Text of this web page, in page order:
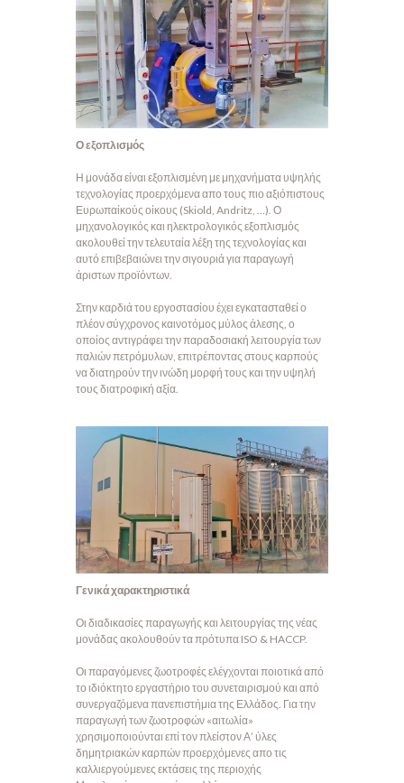
Ο εξοπλισμός
Η μονάδα είναι εξοπλισμένη με μηχανήματα υψηλής
τεχνολογίας προερχόμενα απο τους πιο αξιόπιστους
Ευρωπαίκούς οίκους (Skiold, Andritz, …). Ο
μηχανολογικός και ηλεκτρολογικός εξοπλισμός
ακολουθεί την τελευταία λέξη της τεχνολογίας και
αυτό επιβεβαιώνει την σιγουριά για παραγωγή
άριστων προϊόντων.
Στην καρδιά του εργοστασίου έχει εγκατασταθεί ο
πλέον σύγχρονος καινοτόμος μύλος άλεσης, ο
οποίος αντιγράφει την παραδοσιακή λειτουργία των
παλιών πετρόμυλων, επιτρέποντας στους καρπούς
να διατηρούν την ινώδη μορφή τους και την υψηλή
τους διατροφική αξία.
Γενικά χαρακτηριστικά
Οι διαδικασίες παραγωγής και λειτουργίας της νέας
μονάδας ακολουθούν τα πρότυπα ISO & HACCP.
Οι παραγόμενες ζωοτροφές ελέγχονται ποιοτικά από
το ιδιόκτητο εργαστήριο του συνεταιρισμού και από
συνεργαζόμενα πανεπιστήμια της Ελλάδος. Για την
παραγωγή των ζωοτροφών «αιτωλία»
χρησιμοποιούνται επί τον πλείστον Α’ ύλες
δημητριακών καρπών προερχόμενες απο τις
καλλιεργούμενες εκτάσεις της περιοχής